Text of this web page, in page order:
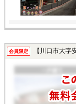
会員限定 【川口市大字安